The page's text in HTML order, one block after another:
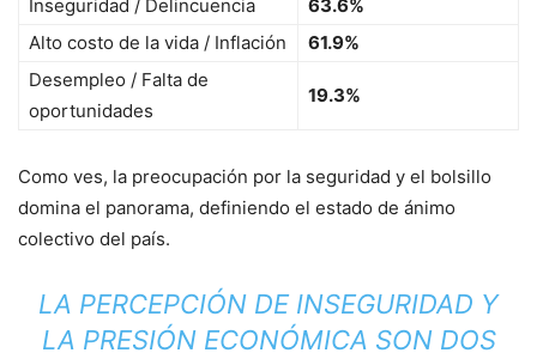
Inseguridad / Delincuencia
63.6%
Alto costo de la vida / Inflación
61.9%
Desempleo / Falta de
oportunidades
19.3%
Como ves, la preocupación por la seguridad y el bolsillo
domina el panorama, definiendo el estado de ánimo
colectivo del país.
LA PERCEPCIÓN DE INSEGURIDAD Y
LA PRESIÓN ECONÓMICA SON DOS